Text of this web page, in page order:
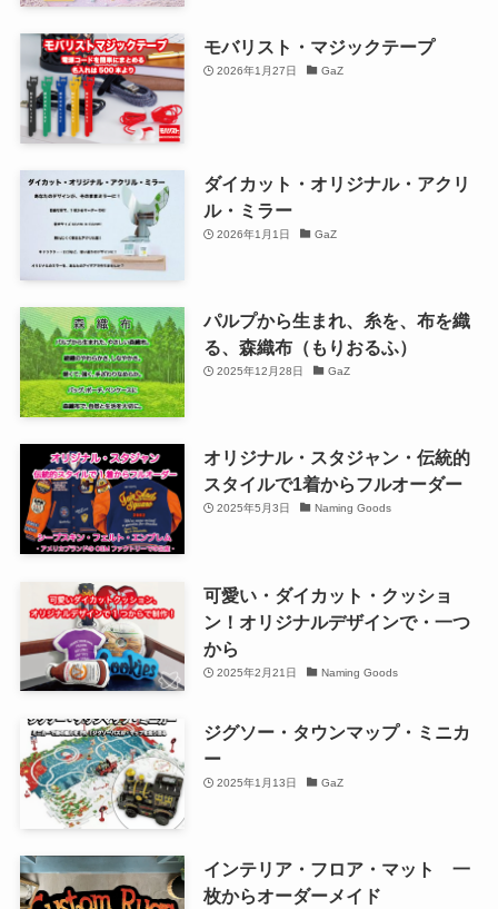
モバリスト・マジックテープ
2026年1月27日 GaZ
ダイカット・オリジナル・アクリ
ル・ミラー
2026年1月1日 GaZ
パルプから生まれ、糸を、布を織
る、森織布（もりおるふ）
2025年12月28日 GaZ
オリジナル・スタジャン・伝統的
スタイルで1着からフルオーダー
2025年5月3日 Naming Goods
可愛い・ダイカット・クッショ
ン！オリジナルデザインで・一つ
から
2025年2月21日 Naming Goods
ジグソー・タウンマップ・ミニカ
ー
2025年1月13日 GaZ
インテリア・フロア・マット 一
枚からオーダーメイド